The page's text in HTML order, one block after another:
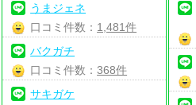
うまジェネ
口コミ件数： 1,481件
バクガチ
口コミ件数：368件
サキガケ